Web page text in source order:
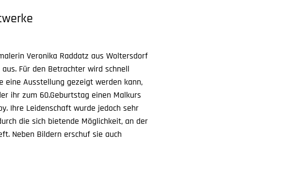
Veronika Raddatz aus Woltersdorf
Für den Betrachter wird schnell
eine Ausstellung gezeigt werden kann,
ihr zum 60.Geburtstag einen Malkurs
Ihre Leidenschaft wurde jedoch sehr
die sich bietende Möglichkeit, an der
Neben Bildern erschuf sie auch